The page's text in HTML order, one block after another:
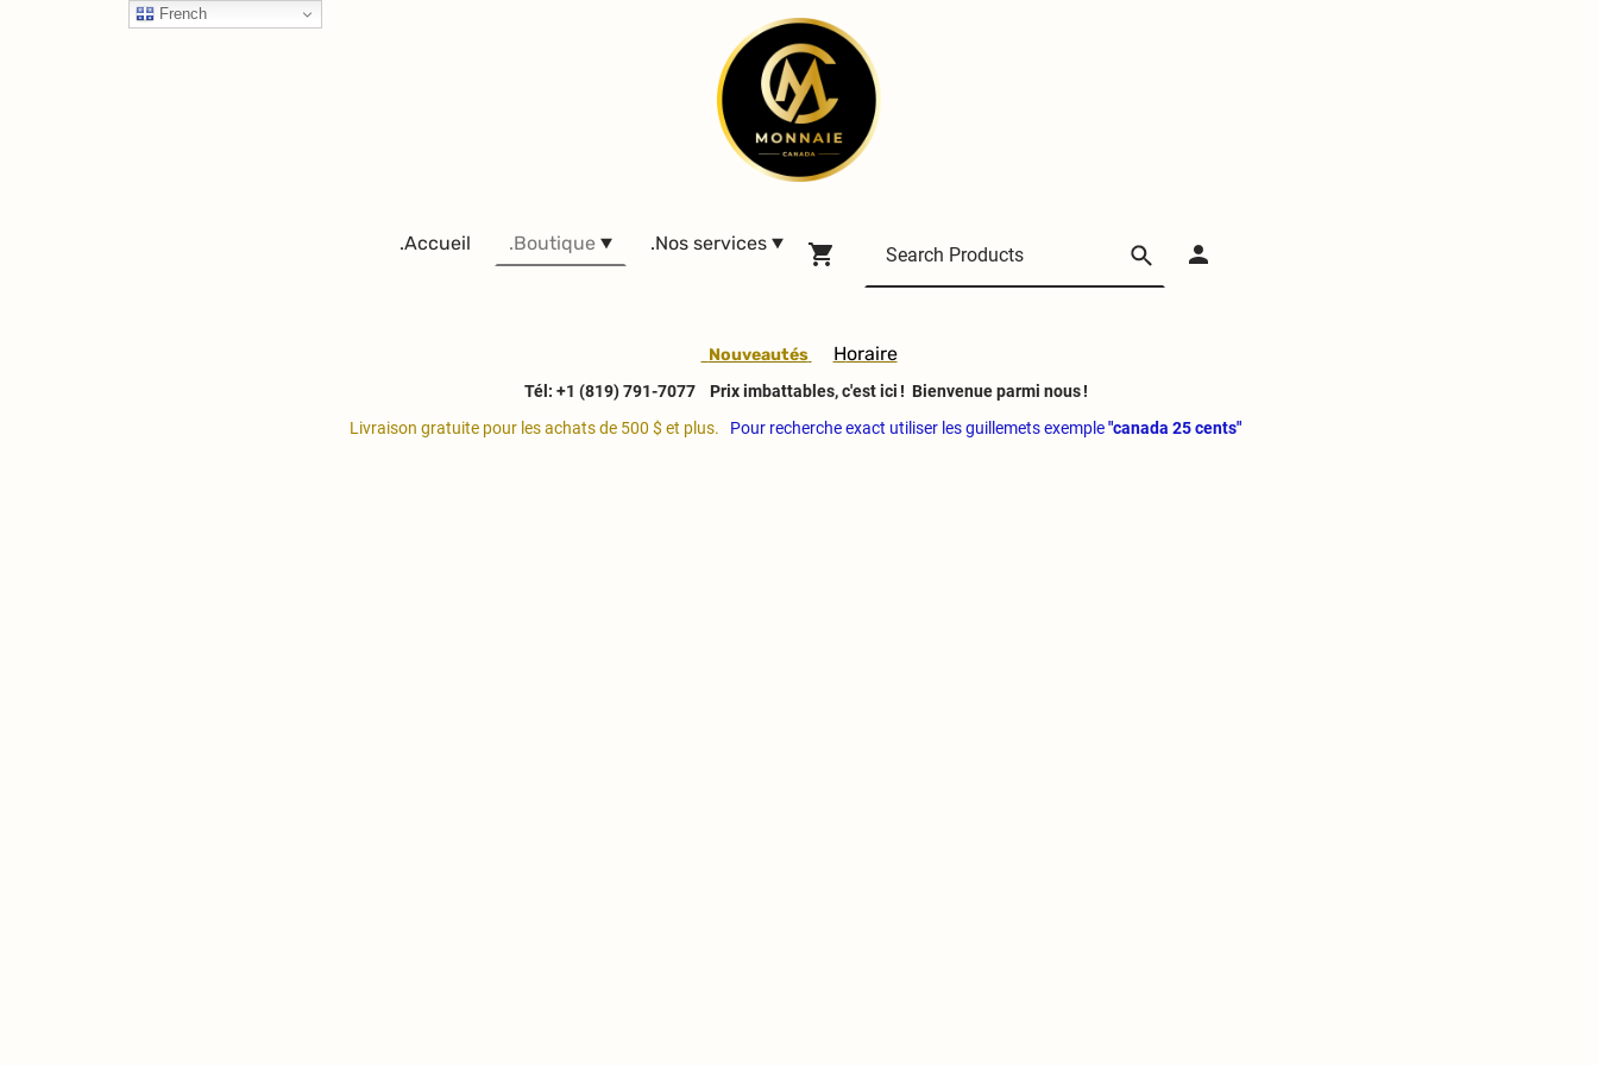
.Accueil .Boutique .Nos services
Nouveautés Horaire
Tél: +1 (819) 791-7077
Prix imbattables, c'est ici ! Bienvenue parmi nous !
Livraison gratuite pour les achats de 500 $ et plus.
Pour recherche exact utiliser les guillemets exemple"canada 25 cents"
French